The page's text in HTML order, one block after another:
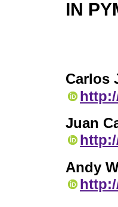
IN
Carlos
Juan
Andy